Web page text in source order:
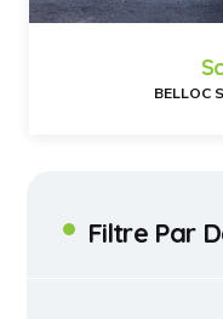
Filtre Par
BELLOC